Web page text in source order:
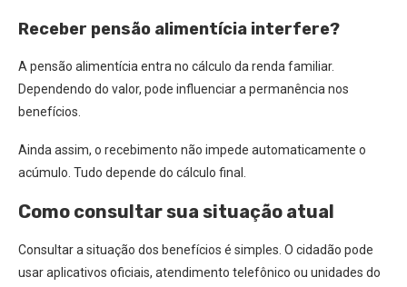
Receber pensão alimentícia interfere?
A pensão alimentícia entra no cálculo da renda familiar.
Dependendo do valor, pode influenciar a permanência nos
benefícios.
Ainda assim, o recebimento não impede automaticamente o
acúmulo. Tudo depende do cálculo final.
Como consultar sua situação atual
Consultar a situação dos benefícios é simples. O cidadão pode
usar aplicativos oficiais, atendimento telefônico ou unidades do